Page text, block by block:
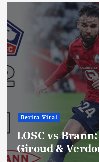
Berita Viral
LOSC vs
Giroud &